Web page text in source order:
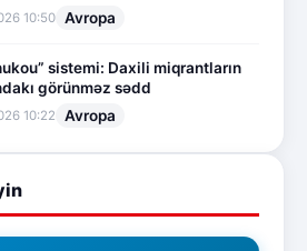
10:50 Avropa
sistemi: Daxili miqrantların
görünməz sədd
10:22 Avropa